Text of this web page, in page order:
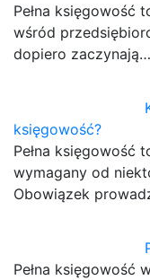
Pełna księgowość
wśród
dopiero zaczynają…
księgowość?
Pełna księgowość
wymagany od
Obowiązek
Pełna księgowość